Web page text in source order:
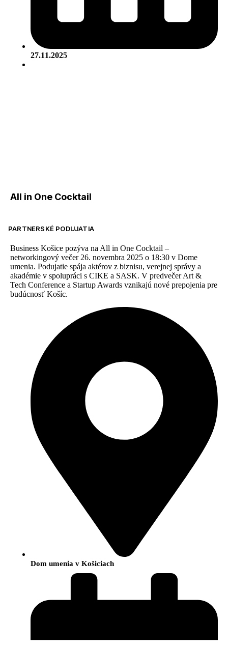
27.11.2025
All in One Cocktail
PARTNERSKÉ PODUJATIA
Business Košice pozýva na All in One Cocktail –
networkingový večer 26. novembra 2025 o 18:30 v Dome
umenia. Podujatie spája aktérov z biznisu, verejnej správy a
akadémie v spolupráci s CIKE a SASK. V predvečer Art &
Tech Conference a Startup Awards vznikajú nové prepojenia pre
budúcnosť Košíc.
Dom umenia v Košiciach